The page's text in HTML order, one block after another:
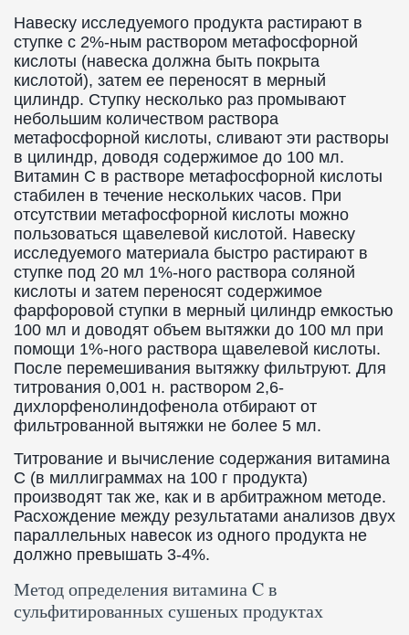
Навеску исследуемого продукта растирают в
ступке с 2%-ным раствором метафосфорной
кислоты (навеска должна быть покрыта
кислотой), затем ее переносят в мерный
цилиндр. Ступку несколько раз промывают
небольшим количеством раствора
метафосфорной кислоты, сливают эти растворы
в цилиндр, доводя содержимое до 100 мл.
Витамин C в растворе метафосфорной кислоты
стабилен в течение нескольких часов. При
отсутствии метафосфорной кислоты можно
пользоваться щавелевой кислотой. Навеску
исследуемого материала быстро растирают в
ступке под 20 мл 1%-ного раствора соляной
кислоты и затем переносят содержимое
фарфоровой ступки в мерный цилиндр емкостью
100 мл и доводят объем вытяжки до 100 мл при
помощи 1%-ного раствора щавелевой кислоты.
После перемешивания вытяжку фильтруют. Для
титрования 0,001 н. раствором 2,6-
дихлорфенолиндофенола отбирают от
фильтрованной вытяжки не более 5 мл.
Титрование и вычисление содержания витамина
C (в миллиграммах на 100 г продукта)
производят так же, как и в арбитражном методе.
Расхождение между результатами анализов двух
параллельных навесок из одного продукта не
должно превышать 3-4%.
Метод определения витамина C в
сульфитированных сушеных продуктах